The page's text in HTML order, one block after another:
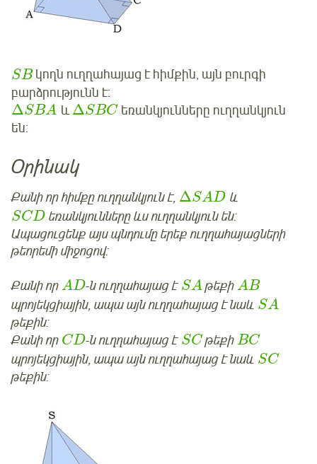
SBկողն ուղղահայաց է հիմքին, այն բուրգի
բարձրությունն է:
ΔSBA ևΔSBC եռանկյունները ուղղանկյուն
են:
Օրինակ
Քանի որ հիմքը ուղղանկյուն է, ΔSAD և
SCD եռանկյունները ևս ուղղանկյուն են:
Ապացուցենք այս պնդումը երեք ուղղահայացների
թեորեմի միջոցով:
Քանի որ AD-ն ուղղահայաց է SAթեքիAB
պրոյեկցիային, ապա այն ուղղահայաց է նաև SA
թեքին:
Քանի որ CD-ն ուղղահայաց է SC թեքիBC
պրոյեկցիային, ապա այն ուղղահայաց է նաև SC
թեքին: